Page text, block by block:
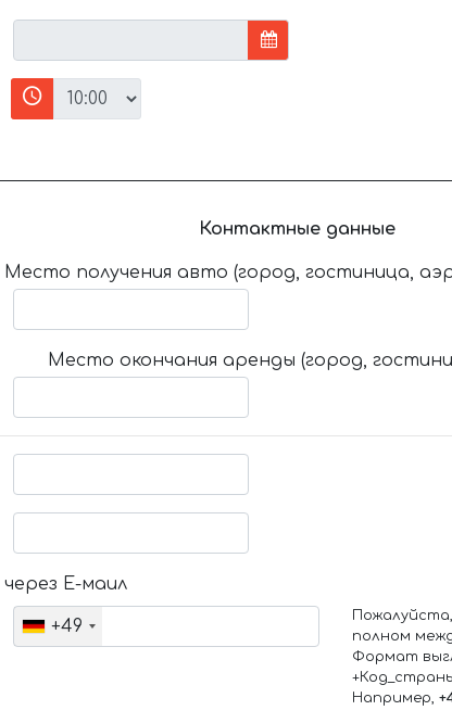
Контактные данные
Место получения авто (город, гостиница,
Место окончания аренды (город,
Е-маил
+49
полном
Формат
Например,